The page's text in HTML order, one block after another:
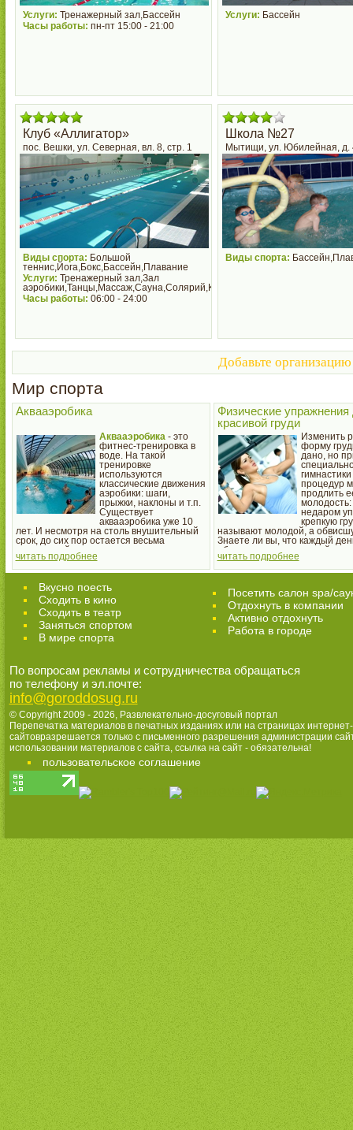
Услуги: Тренажерный зал,Бассейн
Часы работы: пн-пт 15:00 - 21:00
Услуги: Бассейн
Клуб «Аллигатор»
пос. Вешки, ул. Северная, вл. 8, стр. 1
Виды спорта: Большой
теннис,Йога,Бокс,Бассейн,Плавание
Услуги: Тренажерный зал,Зал
аэробики,Танцы,Массаж,Сауна,Солярий,Косметология
Часы работы: 06:00 - 24:00
Школа №27
Мытищи, ул. Юбилейная, д.
Виды спорта:
Добавьте организацию
Мир спорта
Аквааэробика
Аквааэробика- это
фитнес-тренировка в
воде. На такой
тренировке
используются
классические движения
аэробики: шаги,
прыжки, наклоны и т.п.
Существует
аквааэробика уже 10
лет. И несмотря на столь внушительный
срок, до сих пор остается весьма
популярной.
читать подробнее
Физические упражнения
красивой груди
Изменить
форму
дано, но
процедур
продлить
молодость:
недаром
крепкую
называют молодой, а
Знаете ли вы, что каждый
обливать грудь холодной
знали, то начинайте
процедуру с сегодняшнего
читать подробнее
Вкусно поесть
Сходить в кино
Cходить в театр
Заняться спортом
В мире спорта
Посетить салон spa/
Отдохнуть в компании
Активно отдохнуть
Работа в городе
По вопросам рекламы и сотрудничества обращаться
по телефону и эл.почте:
info@goroddosug.ru
© Copyright 2009 - 2026, Развлекательно-досуговый портал
Перепечатка материалов в печатных изданиях или на страницах интернет-
сайтовразрешается только с письменного разрешения администрации
использовании материалов с сайта, ссылка на сайт - обязательна!
пользовательское соглашение